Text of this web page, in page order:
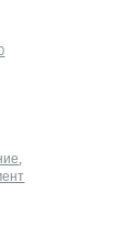
,